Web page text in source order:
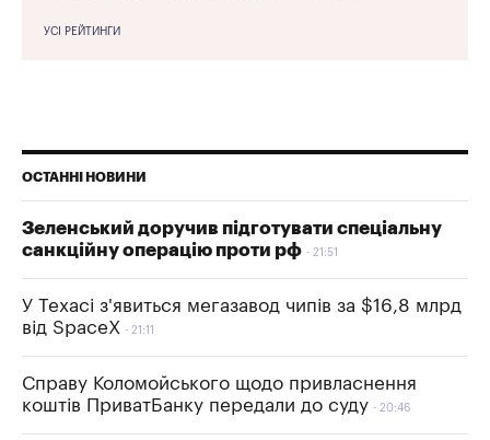
УСІ РЕЙТИНГИ
ОСТАННІ НОВИНИ
Зеленський доручив підготувати спеціальну
санкційну операцію проти рф
21:51
У Техасі з'явиться мегазавод чипів за $16,8 млрд
від SpaceX
21:11
Справу Коломойського щодо привласнення
коштів ПриватБанку передали до суду
20:46